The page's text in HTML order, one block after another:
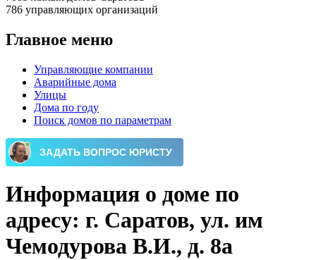
786 управляющих организаций
Главное меню
Управляющие компании
Аварийные дома
Улицы
Дома по году
Поиск домов по параметрам
Информация о доме по
адресу: г. Саратов, ул. им
Чемодурова В.И., д. 8а